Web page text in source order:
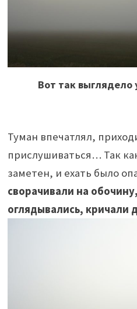
Вот так выглядело
Туман впечатлял,
прислушиваться… Так
заметен, и ехать было
сворачивали на
оглядывались,